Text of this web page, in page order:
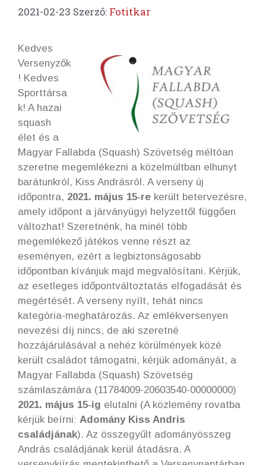
2021-02-23 Szerző: Fotitkar
Kedves
Versenyzők
! Kedves
Sporttársa
k! A hazai
squash
élet és a
Magyar Fallabda (Squash) Szövetség méltóan
szeretne megemlékezni a közelmúltban elhunyt
barátunkról, Kiss Andrásról. A verseny új
időpontra, 2021. május 15-re került betervezésre,
amely időpont a járványügyi helyzettől függően
változhat! Szeretnénk, ha minél több
megemlékező játékos venne részt az
eseményen, ezért a legbiztonságosabb
időpontban kívánjuk majd megvalósítani. Kérjük,
az esetleges időpontváltoztatás elfogadását és
megértését. A verseny nyílt, tehát nincs
kategória-meghatározás. Az emlékversenyen
nevezési díj nincs, de aki szeretné
hozzájárulásával a nehéz körülmények közé
került családot támogatni, kérjük adományát, a
Magyar Fallabda (Squash) Szövetség
számlaszámára (11784009-20603540-00000000)
2021. május 15-ig elutalni (A közlemény rovatba
kérjük beírni: Adomány Kiss Andris
családjának). Az összegyűlt adományösszeg
András családjának kerül átadásra. A